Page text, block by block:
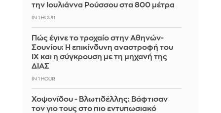
την Ιουλιάννα Ρούσσου στα 800 μέτρα
IN 1 HOUR
Πώς έγινε το τροχαίο στην Αθηνών-
Σουνίου: Η επικίνδυνη αναστροφή του
ΙΧ και η σύγκρουση με τη μηχανή της
ΔΙΑΣ
IN 1 HOUR
Χοψονίδου - Βλωτιδέλλης: Βάφτισαν
τον γιο τους στο πιο εντυπωσιακό